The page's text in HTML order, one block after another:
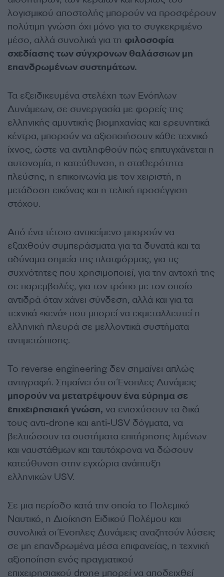
λογισμικού αποστολής μπορούν να προσφέρουν
πολύτιμη γνώση όχι μόνο για το συγκεκριμένο
μέσο, αλλά συνολικά για τη φιλοσοφία
σχεδίασης των σύγχρονων θαλάσσιων μη
επανδρωμένων συστημάτων.
Τα εξειδικευμένα στελέχη των Ενόπλων
Δυνάμεων, σε συνεργασία με φορείς της
ελληνικής αμυντικής βιομηχανίας και ερευνητικά
κέντρα, μπορούν να αξιοποιήσουν κάθε τεχνικό
ίχνος, ώστε να αντιληφθούν πώς επιτυγχάνεται η
αυτονομία, η κατεύθυνση, η σταθερότητα
πλεύσης, η επικοινωνία με τον χειριστή, η
μετάδοση εικόνας και η τελική προσέγγιση
στόχου.
Από ένα τέτοιο αντικείμενο μπορούν να
εξαχθούν συμπεράσματα για τα δυνατά και τα
αδύναμα σημεία της πλατφόρμας, για τις
συχνότητες που χρησιμοποιεί, για την αντοχή της
σε παρεμβολές, για τον τρόπο με τον οποίο
αντιδρά όταν χάνει σύνδεση, αλλά και για τα
τεχνικά «κενά» που μπορεί να εκμεταλλευτεί η
ελληνική πλευρά σε μελλοντικά συστήματα
αντιμετώπισης.
Το reverse engineering δεν σημαίνει απλώς
αντιγραφή. Σημαίνει ότι οι Ένοπλες Δυνάμεις
μπορούν να μετατρέψουν ένα εύρημα σε
επιχειρησιακή γνώση, να ενισχύσουν τα δικά
τους αντι-drone και anti-USV δόγματα, να
βελτιώσουν τα συστήματα επιτήρησης λιμένων
και ναυστάθμων και ταυτόχρονα να δώσουν
κατεύθυνση στην εγχώρια ανάπτυξη
ελληνικών USV.
Σε μια περίοδο κατά την οποία το Πολεμικό
Ναυτικό, η Διοίκηση Ειδικού Πολέμου και
συνολικά οι Ένοπλες Δυνάμεις αναζητούν λύσεις
σε μη επανδρωμένα μέσα επιφανείας, η τεχνική
αξιοποίηση ενός πραγματικού
επιχειρησιακού drone μπορεί να αποδειχθεί